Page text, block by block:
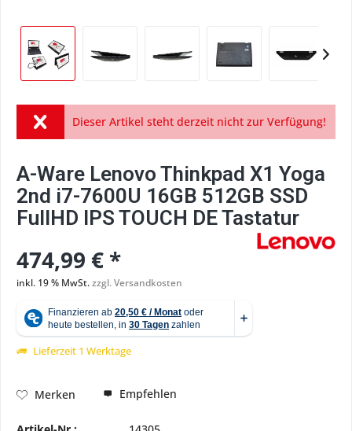
Dieser Artikel steht derzeit nicht zur Verfügung!
A-Ware Lenovo Thinkpad X1 Yoga
2nd i7-7600U 16GB 512GB SSD
FullHD IPS TOUCH DE Tastatur
474,99 € *
inkl. 19 % MwSt.zzgl. Versandkosten
Lieferzeit 1 Werktage
Merken Empfehlen